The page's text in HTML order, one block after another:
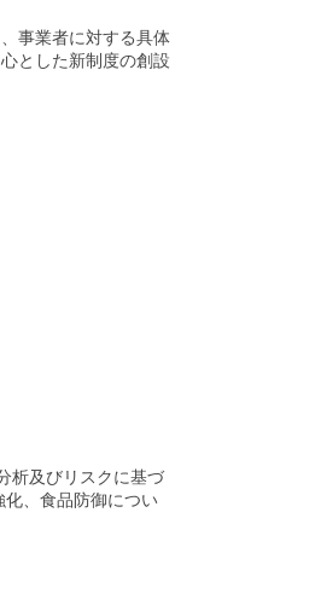
事業者に対する具体
とした新制度の創設
析及びリスクに基づ
、食品防御につい